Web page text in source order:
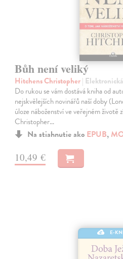
Bůh není veliký
Hitchens Christopher|
Do rukou se vám dostává kniha od
nejskvělejších novinářů naší doby
úloze náboženství ve veřejném životě
Christopher…
Na stiahnutie ako EPUB,
10,49 €
E-